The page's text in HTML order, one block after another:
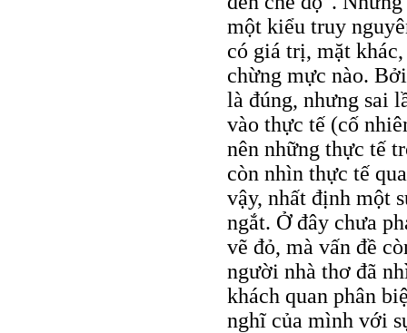
một kiểu truy
có giá trị, mặt
chừng mực nào.
là đúng, nhưng sai
vào thực tế (cố
nên những thực tế
còn nhìn thực tế
vậy, nhất định một
ngắt. Ở đây chưa
vẽ đỏ, mà vấn đề
người nhà thơ đã
khách quan phân
nghĩ của mình với